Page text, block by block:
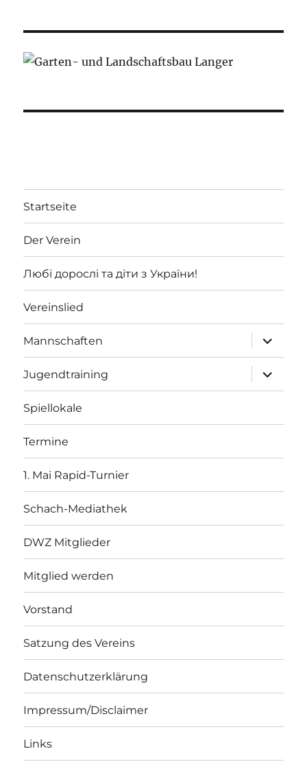
Startseite
Der Verein
Любі дорослі та діти з України!
Vereinslied
Mannschaften
öffnen
Jugendtraining
öffnen
Spiellokale
Termine
1. Mai Rapid-Turnier
Schach-Mediathek
DWZ Mitglieder
Mitglied werden
Vorstand
Satzung des Vereins
Datenschutzerklärung
Impressum/Disclaimer
Links